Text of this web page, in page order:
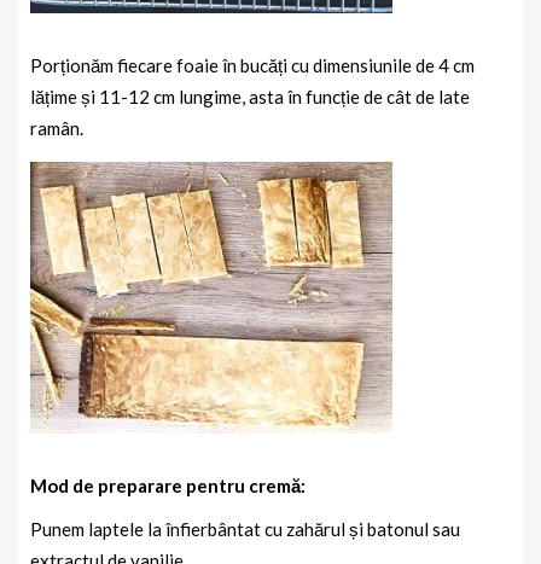
Porționăm fiecare foaie în bucăți cu dimensiunile de 4 cm
lățime și 11-12 cm lungime, asta în funcție de cât de late
ramân.
Mod de preparare pentru cremă:
Punem laptele la înfierbântat cu zahărul și batonul sau